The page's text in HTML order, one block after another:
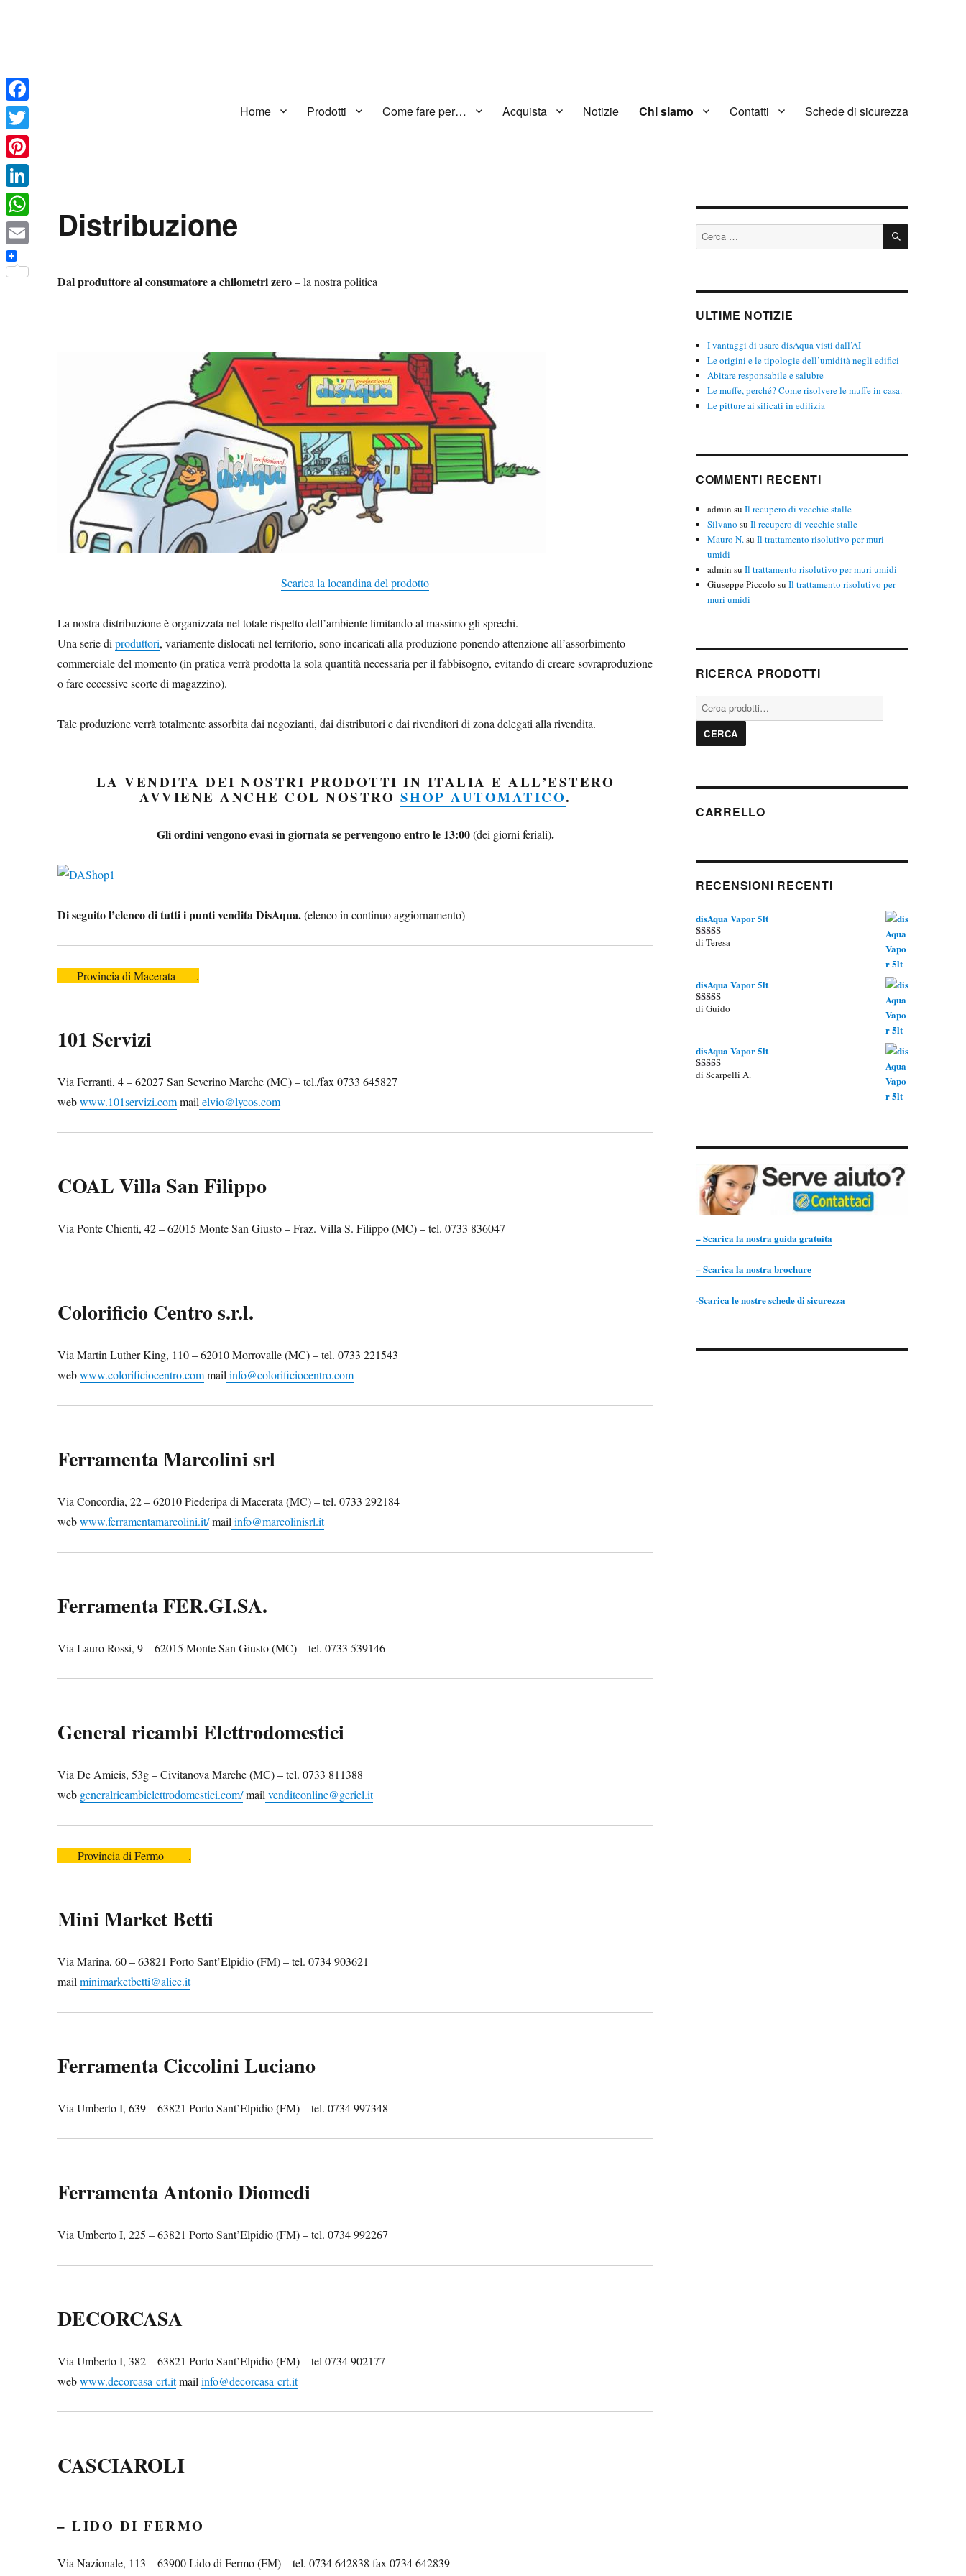
Home Prodotti Come fare per… Acquista Notizie Chi siamo Contatti Schede di sicurezza
Distribuzione
Dal produttore al consumatore a chilometri zero– la nostra politica
Scarica la locandina del prodotto
La nostra distribuzione è organizzata nel totale rispetto dell’ambiente limitando al massimo gli sprechi.
Una serie diproduttori, variamente dislocati nel territorio, sono incaricati alla produzione ponendo attenzione all’assorbimento
commerciale del momento (in pratica verrà prodotta la sola quantità necessaria per il fabbisogno, evitando di creare sovraproduzione
o fare eccessive scorte di magazzino).
Tale produzione verrà totalmente assorbita dai negozianti, dai distributori e dai rivenditori di zona delegati alla rivendita.
LA VENDITA DEI NOSTRI PRODOTTI IN ITALIA E ALL’ESTERO
AVVIENE ANCHE COL NOSTRO SHOP AUTOMATICO.
Gli ordini vengono evasi in giornata se pervengono entro le 13:00(dei giorni feriali).
Di seguito l’elenco di tutti i punti vendita DisAqua.(elenco in continuo aggiornamento)
Provincia di Macerata .
101 Servizi
Via Ferranti, 4 – 62027 San Severino Marche (MC) – tel./fax 0733 645827
webwww.101servizi.commail elvio@lycos.com
COAL Villa San Filippo
Via Ponte Chienti, 42 – 62015 Monte San Giusto – Fraz. Villa S. Filippo (MC) – tel. 0733 836047
Colorificio Centro s.r.l.
Via Martin Luther King, 110 – 62010 Morrovalle (MC) – tel. 0733 221543
webwww.colorificiocentro.commail info@colorificiocentro.com
Ferramenta Marcolini srl
Via Concordia, 22 – 62010 Piederipa di Macerata (MC) – tel. 0733 292184
webwww.ferramentamarcolini.it/mail info@marcolinisrl.it
Ferramenta FER.GI.SA.
Via Lauro Rossi, 9 – 62015 Monte San Giusto (MC) – tel. 0733 539146
General ricambi Elettrodomestici
Via De Amicis, 53g – Civitanova Marche (MC) – tel. 0733 811388
web generalricambielettrodomestici.com/mail venditeonline@geriel.it
Provincia di Fermo .
Mini Market Betti
Via Marina, 60 – 63821 Porto Sant’Elpidio (FM) – tel. 0734 903621
mailminimarketbetti@alice.it
Ferramenta Ciccolini Luciano
Via Umberto I, 639 – 63821 Porto Sant’Elpidio (FM) – tel. 0734 997348
Ferramenta Antonio Diomedi
Via Umberto I, 225 – 63821 Porto Sant’Elpidio (FM) – tel. 0734 992267
DECORCASA
Via Umberto I, 382 – 63821 Porto Sant’Elpidio (FM) – tel 0734 902177
webwww.decorcasa-crt.itmailinfo@decorcasa-crt.it
CASCIAROLI
– LIDO DI FERMO
Via Nazionale, 113 – 63900 Lido di Fermo (FM) – tel. 0734 642838 fax 0734 642839
Cerca: CERCA
ULTIME NOTIZIE
I vantaggi di usare disAqua visti dall’AI
Le origini e le tipologie dell’umidità negli edifici
Abitare responsabile e salubre
Le muffe, perché? Come risolvere le muffe in casa.
Le pitture ai silicati in edilizia
COMMENTI RECENTI
admin suIl recupero di vecchie stalle
Silvano suIl recupero di vecchie stalle
Mauro N.suIl trattamento risolutivo per muri
umidi
admin suIl trattamento risolutivo per muri umidi
Giuseppe Piccolo suIl trattamento risolutivo per
muri umidi
RICERCA PRODOTTI
Cerca:
CERCA
CARRELLO
RECENSIONI RECENTI
disAqua Vapor 5lt
Valutato
di Teresa
disAqua Vapor 5lt
Valutato
di Guido
disAqua Vapor 5lt
Valutato5
di Scarpelli A.
– Scarica la nostra guida gratuita
– Scarica la nostra brochure
-Scarica le nostre schede di sicurezza
Facebook
Twitter
Pinterest
LinkedIn
WhatsApp
Email